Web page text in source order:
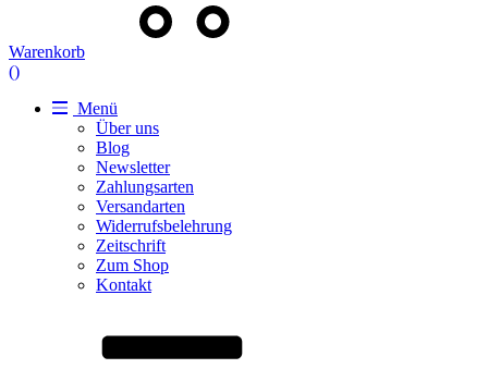
Warenkorb
()
Menü
Über uns
Blog
Newsletter
Zahlungsarten
Versandarten
Widerrufsbelehrung
Zeitschrift
Zum Shop
Kontakt